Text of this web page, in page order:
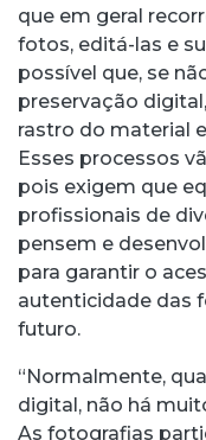
que em geral
fotos, editá-las e
possível que, se
preservação
rastro do material
Esses processos
pois exigem que
profissionais de
pensem e
para garantir o
autenticidade das
futuro.
“Normalmente,
digital, não há
As fotografias